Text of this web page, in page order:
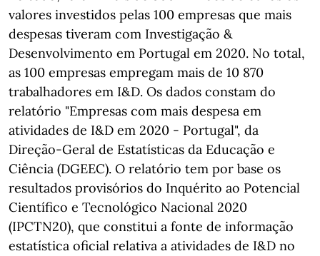
valores investidos pelas 100 empresas que mais
despesas tiveram com Investigação &
Desenvolvimento em Portugal em 2020. No total,
as 100 empresas empregam mais de 10 870
trabalhadores em I&D. Os dados constam do
relatório "Empresas com mais despesa em
atividades de I&D em 2020 - Portugal", da
Direção-Geral de Estatísticas da Educação e
Ciência (DGEEC). O relatório tem por base os
resultados provisórios do Inquérito ao Potencial
Científico e Tecnológico Nacional 2020
(IPCTN20), que constitui a fonte de informação
estatística oficial relativa a atividades de I&D no